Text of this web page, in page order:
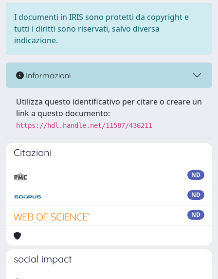
I documenti in IRIS sono protetti da copyright e
tutti i diritti sono riservati, salvo diversa
indicazione.
Informazioni
Utilizza questo identificativo per citare o creare un
link a questo documento:
https://hdl.handle.net/11587/436211
Citazioni
ND
ND
ND
social impact